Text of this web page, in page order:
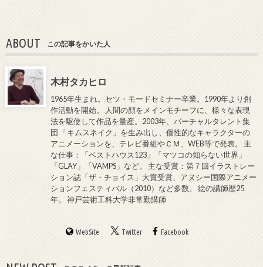
ABOUT この記事をかいた人
木村タカヒロ
1965年生まれ。セツ・モードセミナー卒業。1990年より創
作活動を開始。 人間の顔をメインモチーフに、様々な表現
法を駆使して作品を量産。2003年、バーチャルタレント集
団 「キムスネイク」を生み出し、個性的なキャラクターの
アニメーションを、テレビ番組やＣＭ、WEB等で発表。 主
な仕事：「ベストハウス123」「マツコの知らない世界」
「GLAY」「VAMPS」など。 主な受賞：第７回イラストレー
ション誌「ザ・チョイス」大賞受賞、アヌシー国際アニメー
ションフェスティバル（2010）など多数。 絵の講師歴25
年。 神戸芸術工科大学非常勤講師
WebSite Twitter Facebook